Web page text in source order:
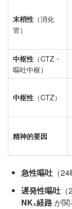
末梢性 （消化
管）
中枢性 （CTZ・
嘔吐中枢）
中枢性 （CTZ）
精神的要因
急性嘔吐 （
遅発性嘔吐
NK₁経路 が